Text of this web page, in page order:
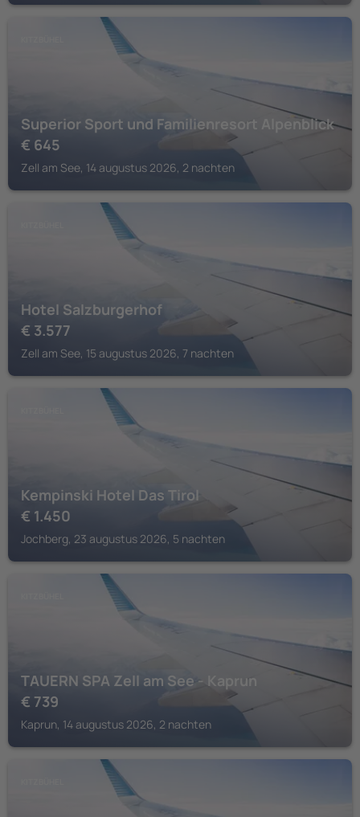
Superior Sport und Familienresort Alpenblick
€ 645
Zell am See, 14 augustus 2026, 2 nachten
Hotel Salzburgerhof
€ 3.577
Zell am See, 15 augustus 2026, 7 nachten
Kempinski Hotel Das Tirol
€ 1.450
Jochberg, 23 augustus 2026, 5 nachten
TAUERN SPA Zell am See - Kaprun
€ 739
Kaprun, 14 augustus 2026, 2 nachten